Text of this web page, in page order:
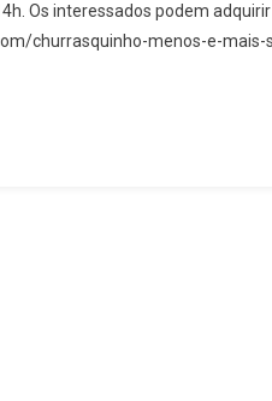
É
Mais
Os interessados podem
churrasquinho-menos-e-